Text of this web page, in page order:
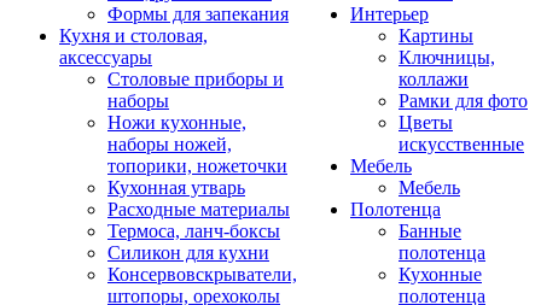
Формы для запекания
Кухня и столовая,
аксессуары
Столовые приборы и
наборы
Ножи кухонные,
наборы ножей,
топорики, ножеточки
Кухонная утварь
Расходные материалы
Термоса, ланч-боксы
Силикон для кухни
Консервовскрыватели,
штопоры, орехоколы
Интерьер
Картины
Ключницы,
коллажи
Рамки для фото
Цветы
искусственные
Мебель
Мебель
Полотенца
Банные
полотенца
Кухонные
полотенца